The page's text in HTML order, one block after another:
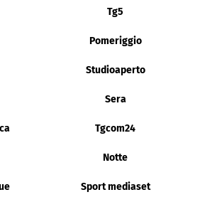
Tg5
Pomeriggio
Studioaperto
Sera
Tgcom24
Notte
Sport mediaset